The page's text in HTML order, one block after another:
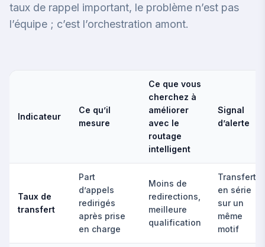
taux de rappel important, le problème n’est pas
l’équipe ; c’est l’orchestration amont.
Indicateur
Ce qu’il
mesure
Ce que vous
cherchez à
améliorer
avec le
routage
intelligent
Signal
d’alerte
Taux de
transfert
Part
d’appels
redirigés
après prise
en charge
Moins de
redirections,
meilleure
qualification
Transferts
en série
sur un
même
motif